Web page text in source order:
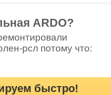
ARDO?
рсл потому что:
быстро!